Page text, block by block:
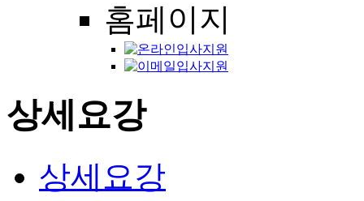
홈페이지
상세요강
상세요강